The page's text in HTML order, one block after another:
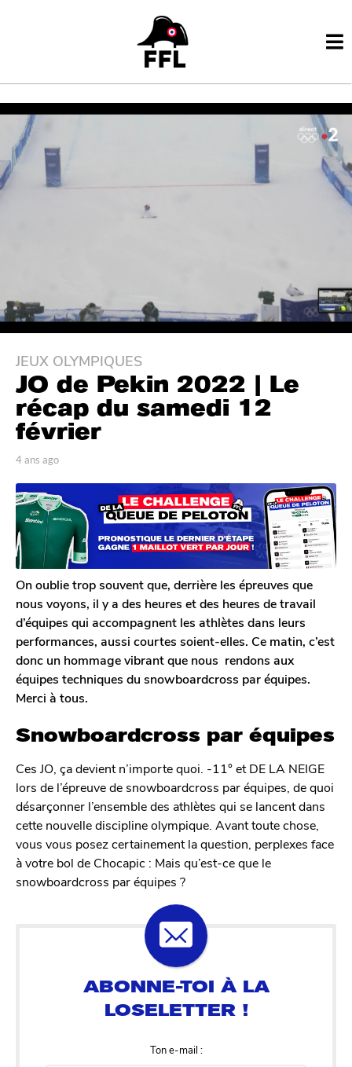
4
a
s
a
g
4
a
n
s
a
g
o
JEUX OLYMPIQUES
JO de Pekin 2022 | Le
récap du samedi 12
février
p
r
A
n
t
o
i
n
D
e
c
l
e
r
c
4 ans ago
s
a
On oublie trop souvent que, derrière les épreuves que
nous voyons, il y a des heures et des heures de travail
d’équipes qui accompagnent les athlètes dans leurs
performances, aussi courtes soient-elles. Ce matin, c’est
donc un hommage vibrant que nous rendons aux
équipes techniques du snowboardcross par équipes.
Merci à tous.
Snowboardcross par équipes
Ces JO, ça devient n’importe quoi. -11° et DE LA NEIGE
lors de l’épreuve de snowboardcross par équipes, de quoi
désarçonner l’ensemble des athlètes qui se lancent dans
cette nouvelle discipline olympique. Avant toute chose,
vous vous posez certainement la question, perplexes face
à votre bol de Chocapic : Mais qu’est-ce que le
snowboardcross par équipes ?
Ton e-mail :